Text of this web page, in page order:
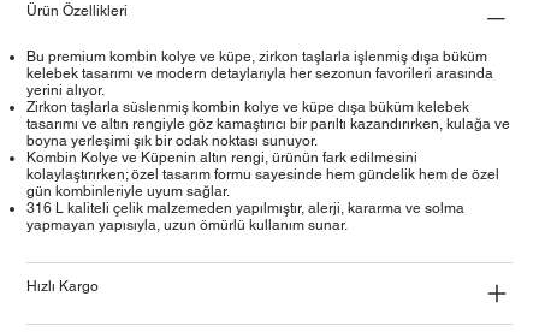
Ürün Özellikleri
Bu premium kombin kolye ve küpe, zirkon taşlarla işlenmiş dışa büküm
kelebek tasarımı ve modern detaylarıyla her sezonun favorileri arasında
yerini alıyor.
Zirkon taşlarla süslenmiş kombin kolye ve küpe dışa büküm kelebek
tasarımı ve altın rengiyle göz kamaştırıcı bir parıltı kazandırırken, kulağa ve
boyna yerleşimi şık bir odak noktası sunuyor.
Kombin Kolye ve Küpenin altın rengi, ürünün fark edilmesini
kolaylaştırırken; özel tasarım formu sayesinde hem gündelik hem de özel
gün kombinleriyle uyum sağlar.
316 L kaliteli çelik malzemeden yapılmıştır, alerji, kararma ve solma
yapmayan yapısıyla, uzun ömürlü kullanım sunar.
Hızlı Kargo